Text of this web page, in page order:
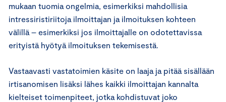
mukaan tuomia ongelmia, esimerkiksi mahdollisia
intressiristiriitoja ilmoittajan ja ilmoituksen kohteen
välillä – esimerkiksi jos ilmoittajalle on odotettavissa
erityistä hyötyä ilmoituksen tekemisestä.
Vastaavasti vastatoimien käsite on laaja ja pitää sisällään
irtisanomisen lisäksi lähes kaikki ilmoittajan kannalta
kielteiset toimenpiteet, jotka kohdistuvat joko